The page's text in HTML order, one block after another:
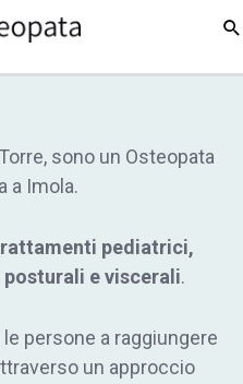
sono un Osteopata
a Imola.
pediatrici,
e viscerali.
persone a raggiungere
un approccio